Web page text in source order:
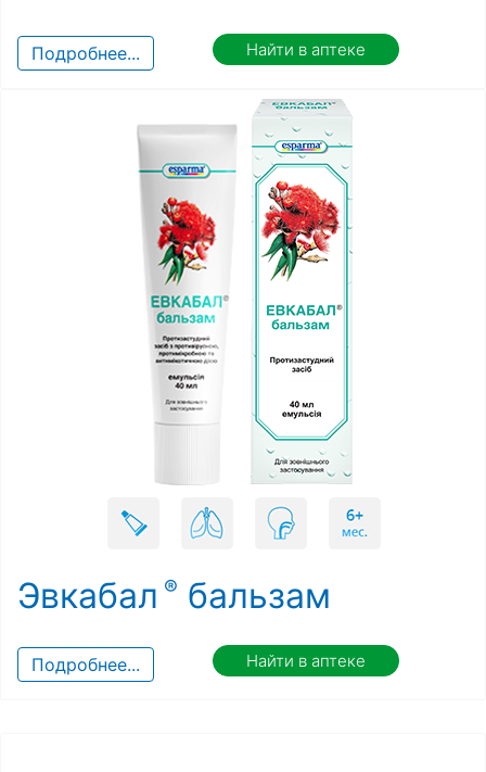
Найти в аптеке
Подробнее...
Эвкабал бальзам
Найти в аптеке
Подробнее...